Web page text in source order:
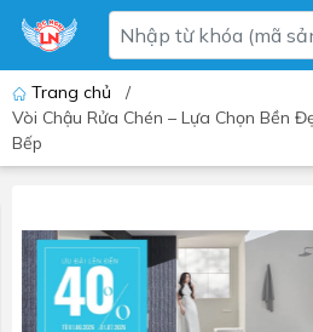
Trang chủ
/
Vòi Chậu Rửa Chén – Lựa Chọn Bền
Bếp